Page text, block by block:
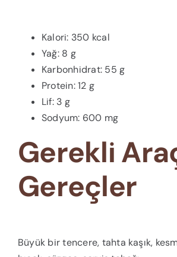
Kalori: 350 kcal
Yağ: 8 g
Karbonhidrat: 55 g
Protein: 12 g
Lif: 3 g
Sodyum: 600 mg
Gerekli
Gereçler
Büyük bir tencere, tahta kaşık,